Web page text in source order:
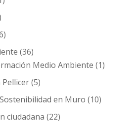
(36)
Medio Ambiente (1)
Pellicer(5)
en Muro (10)
ciudadana (22)